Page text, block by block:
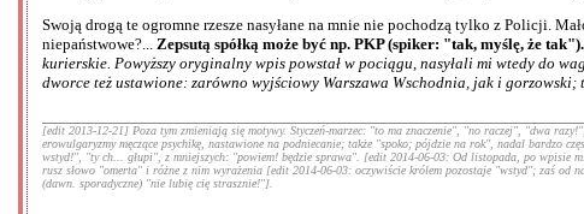
Swoją drogą te ogromne rzesze nasyłane na mnie nie pochodzą tylko z Policji.
niepaństwowe?... Zepsutą spółką może być np. PKP (spiker: "tak, myślę, że tak").
kurierskie. Powyższy oryginalny wpis powstał w pociągu, nasyłali mi wtedy do
dworce też ustawione: zarówno wyjściowy Warszawa Wschodnia, jak i gorzowski;
[edit 2013-12-21] Poza tym zmieniają się motywy. Styczeń-marzec: "to ma znaczenie", "no raczej", "dwa
erowulgaryzmy męczące psychikę, nastawione na podniecanie; także "spoko; pójdzie na rok", nadal bardzo
wstyd!", "ty ch... głupi", z mniejszych: "powiem! będzie sprawa". [edit 2014-06-03: Od listopada, po wpisie
rusz słowo "omerta" i różne z nim wyrażenia [edit 2014-06-03: oczywiście królem pozostaje "wstyd"; zaś
(dawn. sporadyczne) "nie lubię cię strasznie!"].